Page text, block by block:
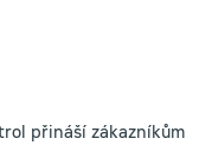
přináší zákazníkům